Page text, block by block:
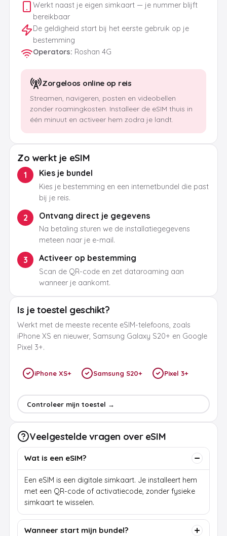
Werkt naast je eigen simkaart — je nummer blijft
bereikbaar
De geldigheid start bij het eerste gebruik op je
bestemming
Operators: Roshan 4G
Zorgeloos online op reis
Streamen, navigeren, posten en videobellen
zonder roamingkosten. Installeer de eSIM thuis in
één minuut en activeer hem zodra je landt.
Zo werkt je eSIM
1 Kies je bundel
Kies je bestemming en een internetbundel die past
bij je reis.
2 Ontvang direct je gegevens
Na betaling sturen we de installatiegegevens
meteen naar je e-mail.
3 Activeer op bestemming
Scan de QR-code en zet dataroaming aan
wanneer je aankomt.
Is je toestel geschikt?
Werkt met de meeste recente eSIM-telefoons, zoals
iPhone XS en nieuwer, Samsung Galaxy S20+ en Google
Pixel 3+.
iPhone XS+ Samsung S20+ Pixel 3+
Controleer mijn toestel →
Veelgestelde vragen over eSIM
Wat is een eSIM?
Een eSIM is een digitale simkaart. Je installeert hem
met een QR-code of activatiecode, zonder fysieke
simkaart te wisselen.
Wanneer start mijn bundel?